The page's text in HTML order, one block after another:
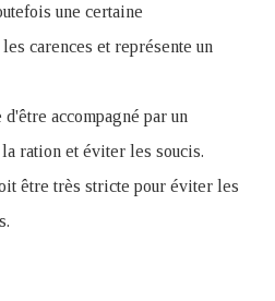
une certaine
carences et représente un
accompagné par un
ration et éviter les soucis.
être très stricte pour éviter les